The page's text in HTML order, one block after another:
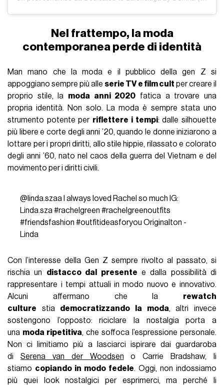
Nel frattempo, la moda
contemporanea perde di identità
Man mano che la moda e il pubblico della gen Z si
appoggiano sempre più alle serie TV e film cult per creare il
proprio stile, la moda anni 2020 fatica a trovare una
propria identità. Non solo. La moda è sempre stata uno
strumento potente per riflettere i tempi: dalle silhouette
più libere e corte degli anni ’20, quando le donne iniziarono a
lottare per i propri diritti, allo stile hippie, rilassato e colorato
degli anni ’60, nato nel caos della guerra del Vietnam e del
movimento per i diritti civili.
@linda.szaaI always loved Rachel so much IG:
Linda.sza#rachelgreen #rachelgreenoutfits
#friendsfashion #outfitideasforyou Originalton -
Linda
Con l’interesse della Gen Z sempre rivolto al passato, si
rischia un distacco dal presente e dalla possibilità di
rappresentare i tempi attuali in modo nuovo e innovativo.
Alcuni affermano che la rewatch
culture stia democratizzando la moda, altri invece
sostengono l’opposto: riciclare la nostalgia porta a
una moda ripetitiva, che soffoca l’espressione personale.
Non ci limitiamo più a lasciarci ispirare dai guardaroba
di Serena van der Woodsen o Carrie Bradshaw, li
stiamo copiando in modo fedele. Oggi, non indossiamo
più quei look nostalgici per esprimerci, ma perché li